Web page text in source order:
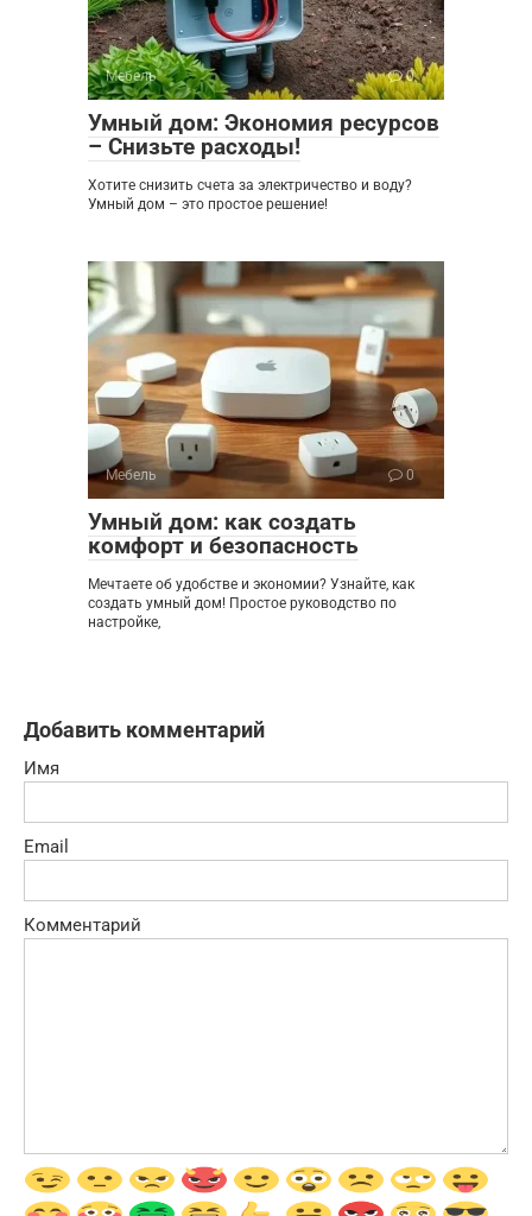
Мебель 0
Умный дом: Экономия ресурсов
– Снизьте расходы!
Хотите снизить счета за электричество и воду?
Умный дом – это простое решение!
Мебель 0
Умный дом: как создать
комфорт и безопасность
Мечтаете об удобстве и экономии? Узнайте, как
создать умный дом! Простое руководство по
настройке,
Добавить комментарий
Имя
Email
Комментарий